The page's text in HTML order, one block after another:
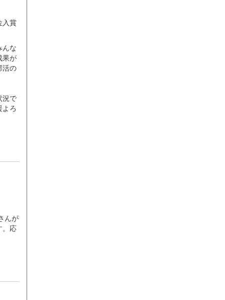
入賞
んな
果が
活の
況で
ろ
んが
。応